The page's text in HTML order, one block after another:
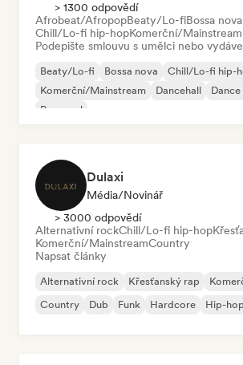
> 1300 odpovědí
Afrobeat/AfropopBeaty/Lo-fiBossa nova
Chill/Lo-fi hip-hopKomerční/Mainstream
Podepište smlouvu s umělci nebo
Beaty/Lo-fi Bossa nova
Chill/Lo-fi hip-
Komerční/Mainstream
Dancehall
Pop-soul
Dulaxi
Média/novinář
> 3000 odpovědí
Alternativní rockChill/Lo-fi hip-hop
Komerční/MainstreamCountry
Napsat články
Alternativní rock Křesťanský rap
Country
Dub Funk Hardcore Hip-hop